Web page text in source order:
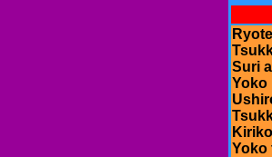
Suri
Yoko
Yoko